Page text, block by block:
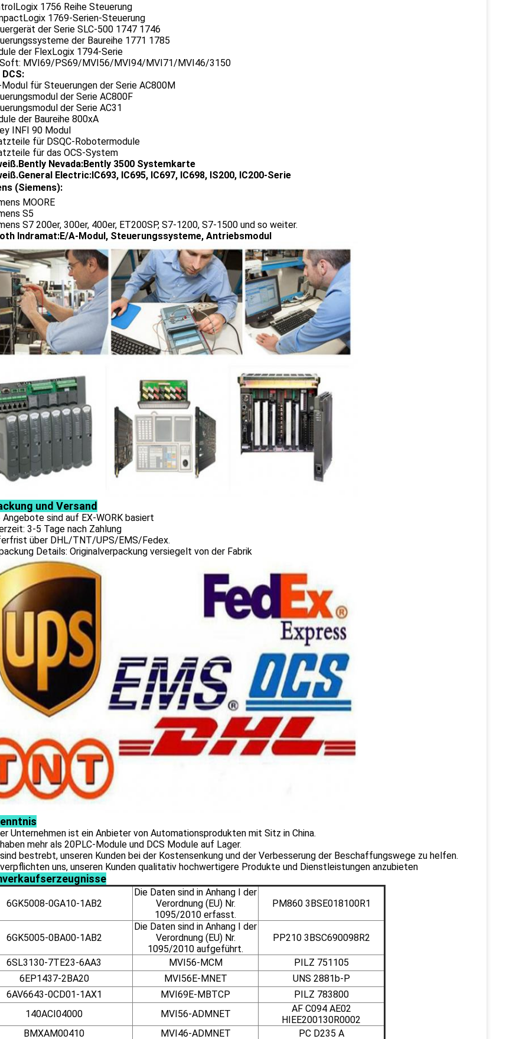
1756 Reihe Steuerung
1769-Serien-Steuerung
der Serie SLC-500 1747 1746
der Baureihe 1771 1785
der FlexLogix 1794-Serie
MVI69/PS69/MVI56/MVI94/MVI71/MVI46/3150
DCS:
für Steuerungen der Serie AC800M
der Serie AC800F
der Serie AC31
der Baureihe 800xA
INFI 90 Modul
für DSQC-Robotermodule
für das OCS-System
Bently Nevada:Bently 3500 Systemkarte
General Electric:IC693, IC695, IC697, IC698, IS200, IC200-Serie
(Siemens):
MOORE
S5
S7 200er, 300er, 400er, ET200SP, S7-1200, S7-1500 und so weiter.
Indramat:E/A-Modul, Steuerungssysteme, Antriebsmodul
und Versand
Angebote sind auf EX-WORK basiert
3-5 Tage nach Zahlung
über DHL/TNT/UPS/EMS/Fedex.
Details: Originalverpackung versiegelt von der Fabrik
Unternehmen ist ein Anbieter von Automationsprodukten mit Sitz in China.
mehr als 20PLC-Module und DCS Module auf Lager.
bestrebt, unseren Kunden bei der Kostensenkung und der Verbesserung der Beschaffungswege zu helfen.
uns, unseren Kunden qualitativ hochwertigere Produkte und Dienstleistungen anzubieten
6GK5008-0GA10-1AB2
Die Daten sind in Anhang I der
Verordnung (EU) Nr.
1095/2010 erfasst.
PM860 3BSE018100R1
6GK5005-0BA00-1AB2
Die Daten sind in Anhang I der
Verordnung (EU) Nr.
1095/2010 aufgeführt.
PP210 3BSC690098R2
6SL3130-7TE23-6AA3 MVI56-MCM
PILZ 751105
6EP1437-2BA20
MVI56E-MNET
UNS 2881b-P
6AV6643-0CD01-1AX1
MVI69E-MBTCP
PILZ 783800
140ACI04000
MVI56-ADMNET
AF C094 AE02
HIEE200130R0002
BMXAM00410
MVI46-ADMNET PC D235 A